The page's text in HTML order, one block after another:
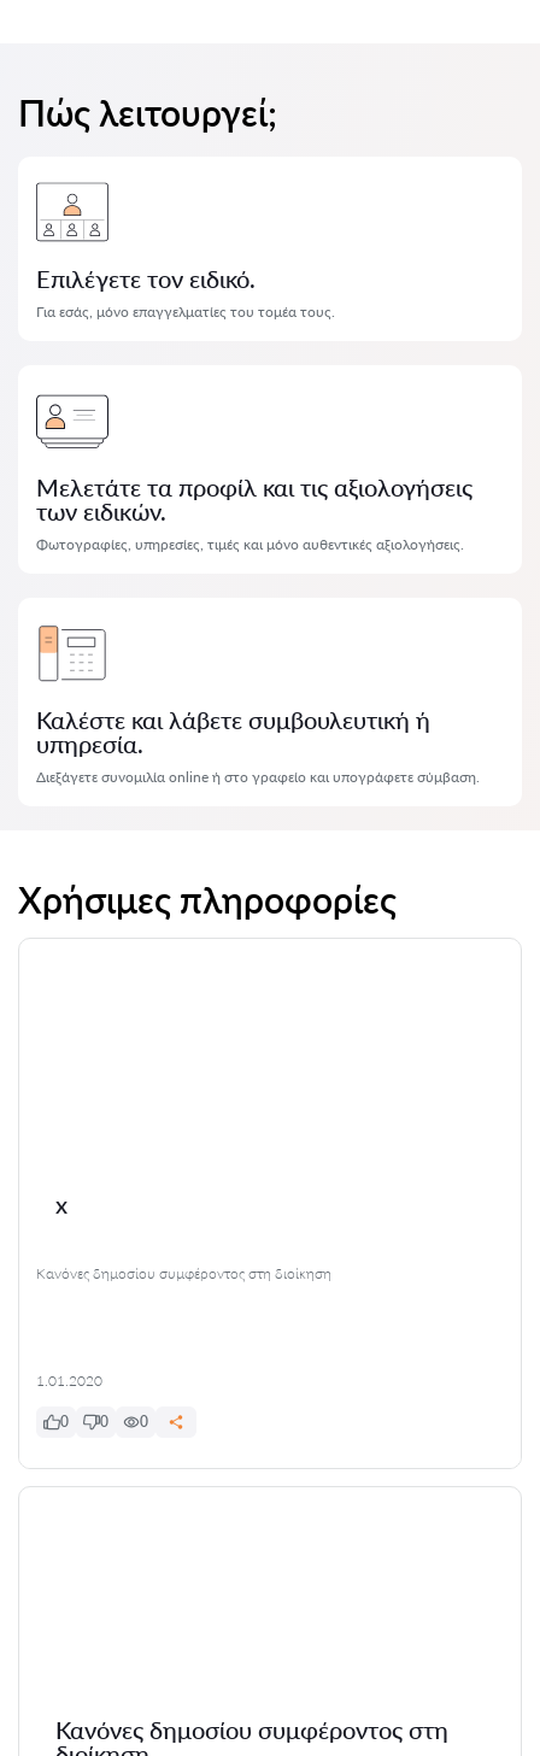
Πώς λειτουργεί;
Επιλέγετε τον ειδικό.
Για εσάς, μόνο επαγγελματίες του τομέα τους.
Μελετάτε τα προφίλ και τις αξιολογήσεις
των ειδικών.
Φωτογραφίες, υπηρεσίες, τιμές και μόνο αυθεντικές αξιολογήσεις.
Καλέστε και λάβετε συμβουλευτική ή
υπηρεσία.
Διεξάγετε συνομιλία online ή στο γραφείο και υπογράφετε σύμβαση.
Χρήσιμες πληροφορίες
x
Κανόνες δημοσίου συμφέροντος στη διοίκηση
1.01.2020
0 0 0
Κανόνες δημοσίου συμφέροντος στη